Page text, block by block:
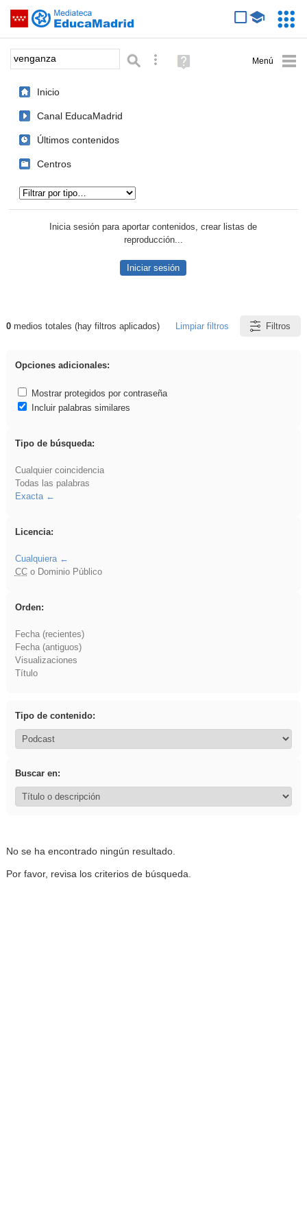
Saltar navegación
Palabra o frase: Búsqueda avanzada
Ayuda
(en
Inicio
Canal EducaMadrid
Últimos contenidos
Centros
Inicia sesión para aportar contenidos, crear listas de
reproducción...
Iniciar sesión
Resultados de: venganza
0medios totales (hay filtros aplicados) Limpiar filtros Filtros
Opciones adicionales:
Mostrar protegidos por contraseña
Incluir palabras similares
Tipo de búsqueda:
Cualquier coincidencia
Todas las palabras
Exacta
Licencia:
Cualquiera
CCo Dominio Público
Orden:
Fecha (recientes)
Fecha (antiguos)
Visualizaciones
Título
Tipo de contenido:
Buscar en:
No se ha encontrado ningún resultado.
Por favor, revisa los criterios de búsqueda.